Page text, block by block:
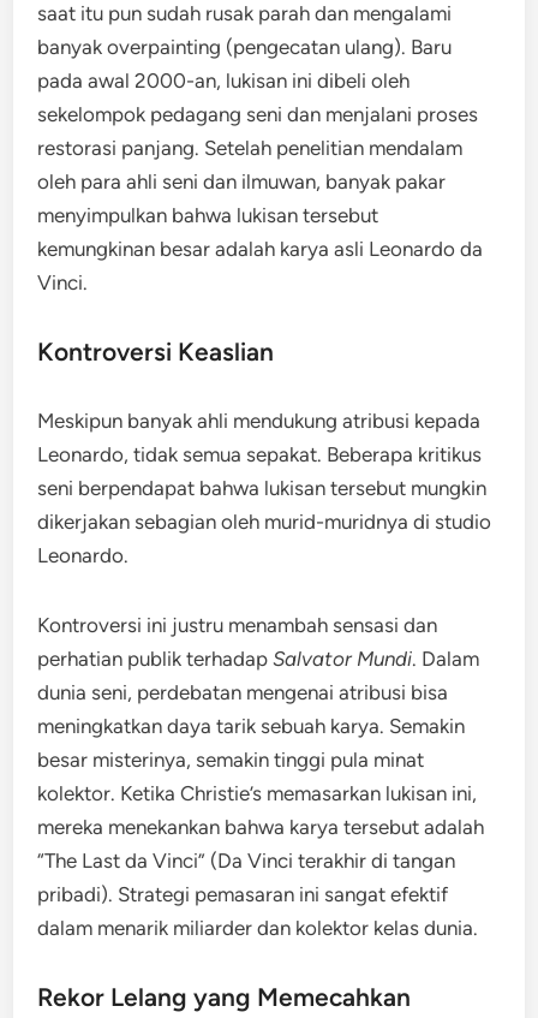
saat itu pun sudah rusak parah dan mengalami
banyak overpainting (pengecatan ulang). Baru
pada awal 2000-an, lukisan ini dibeli oleh
sekelompok pedagang seni dan menjalani proses
restorasi panjang. Setelah penelitian mendalam
oleh para ahli seni dan ilmuwan, banyak pakar
menyimpulkan bahwa lukisan tersebut
kemungkinan besar adalah karya asli Leonardo da
Vinci.
Kontroversi Keaslian
Meskipun banyak ahli mendukung atribusi kepada
Leonardo, tidak semua sepakat. Beberapa kritikus
seni berpendapat bahwa lukisan tersebut mungkin
dikerjakan sebagian oleh murid-muridnya di studio
Leonardo.
Kontroversi ini justru menambah sensasi dan
perhatian publik terhadapSalvator Mundi. Dalam
dunia seni, perdebatan mengenai atribusi bisa
meningkatkan daya tarik sebuah karya. Semakin
besar misterinya, semakin tinggi pula minat
kolektor. KetikaChristie’s memasarkan lukisan ini,
mereka menekankan bahwa karya tersebut adalah
“The Last da Vinci” (Da Vinci terakhir di tangan
pribadi). Strategi pemasaran ini sangat efektif
dalam menarik miliarder dan kolektor kelas dunia.
Rekor Lelang yang Memecahkan